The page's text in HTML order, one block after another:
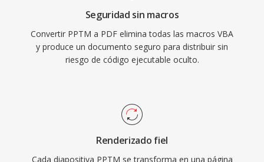
Seguridad sin macros
Convertir PPTM a PDF elimina todas las macros VBA
y produce un documento seguro para distribuir sin
riesgo de código ejecutable oculto.
Renderizado fiel
Cada diapositiva PPTM se transforma en una página